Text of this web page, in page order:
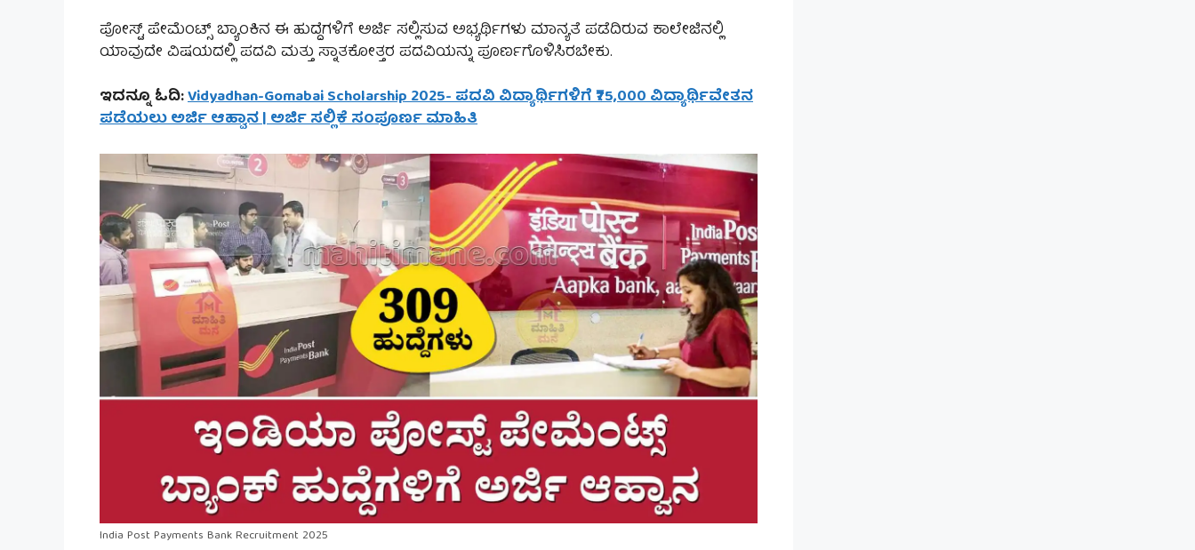
ಪೋಸ್ಟ್ ಪೇಮೆಂಟ್ಸ್ ಬ್ಯಾಂಕಿನ ಈ ಹುದ್ದೆಗಳಿಗೆ ಅರ್ಜಿ ಸಲ್ಲಿಸುವ ಅಭ್ಯರ್ಥಿಗಳು ಮಾನ್ಯತೆ ಪಡೆದಿರುವ ಕಾಲೇಜಿನಲ್ಲಿ
ಯಾವುದೇ ವಿಷಯದಲ್ಲಿ ಪದವಿ ಮತ್ತು ಸ್ನಾತಕೋತ್ತರ ಪದವಿಯನ್ನು ಪೂರ್ಣಗೊಳಿಸಿರಬೇಕು.
ಇದನ್ನೂ ಓದಿ:Vidyadhan-Gomabai Scholarship 2025- ಪದವಿ ವಿದ್ಯಾರ್ಥಿಗಳಿಗೆ ₹75,000 ವಿದ್ಯಾರ್ಥಿವೇತನ
ಪಡೆಯಲು ಅರ್ಜಿ ಆಹ್ವಾನ | ಅರ್ಜಿ ಸಲ್ಲಿಕೆ ಸಂಪೂರ್ಣ ಮಾಹಿತಿ
India Post Payments Bank Recruitment 2025